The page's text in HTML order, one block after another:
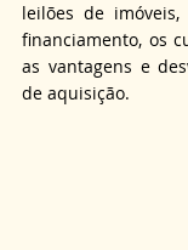
leilões de
financiamento, os
as vantagens e
de aquisição.